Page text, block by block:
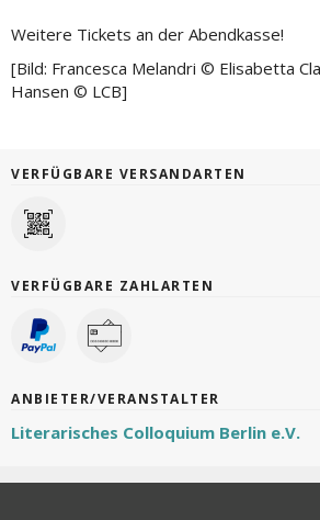
Weitere Tickets an der Abendkasse!
[Bild: Francesca Melandri © Elisabetta
Hansen © LCB]
VERFÜGBARE VERSANDARTEN
VERFÜGBARE ZAHLARTEN
ANBIETER/VERANSTALTER
Literarisches Colloquium Berlin e.V.